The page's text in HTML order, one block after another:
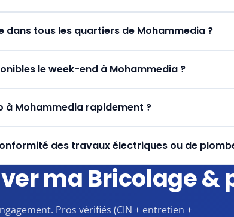
dans tous les quartiers de Mohammedia ?
le week-end à Mohammedia ?
à Mohammedia rapidement ?
des travaux électriques ou de
ma Bricolage
Pros vérifiés (CIN + entretien +